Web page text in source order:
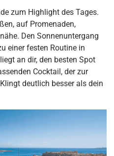
zum Highlight des Tages.
auf Promenaden,
Den Sonnenuntergang
einer festen Routine in
an dir, den besten Spot
Cocktail, der zur
deutlich besser als dein